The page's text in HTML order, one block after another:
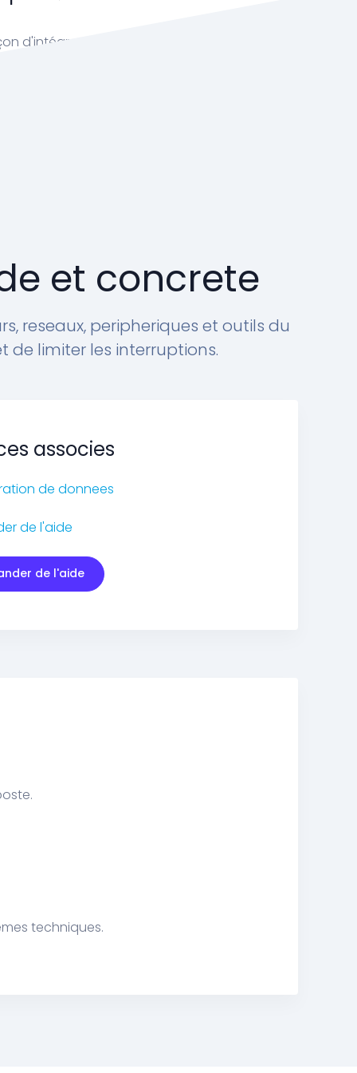
d'intégrer votre produit ?
et concrete
reseaux, peripheriques et outils du
limiter les interruptions.
associes
de donnees
de l'aide
de l'aide
techniques.